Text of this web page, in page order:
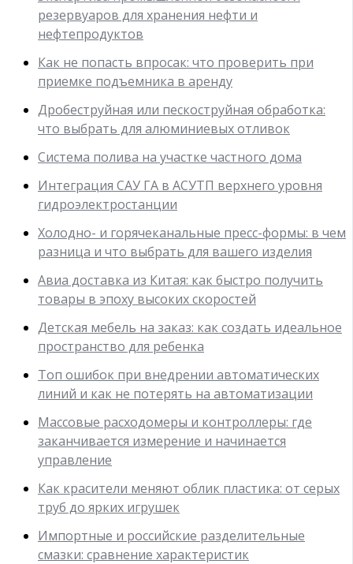
резервуаров для хранения нефти и
нефтепродуктов
Как не попасть впросак: что проверить при
приемке подъемника в аренду
Дробеструйная или пескоструйная обработка:
что выбрать для алюминиевых отливок
Система полива на участке частного дома
Интеграция САУ ГА в АСУТП верхнего уровня
гидроэлектростанции
Холодно- и горячеканальные пресс-формы: в чем
разница и что выбрать для вашего изделия
Авиа доставка из Китая: как быстро получить
товары в эпоху высоких скоростей
Детская мебель на заказ: как создать идеальное
пространство для ребенка
Топ ошибок при внедрении автоматических
линий и как не потерять на автоматизации
Массовые расходомеры и контроллеры: где
заканчивается измерение и начинается
управление
Как красители меняют облик пластика: от серых
труб до ярких игрушек
Импортные и российские разделительные
смазки: сравнение характеристик